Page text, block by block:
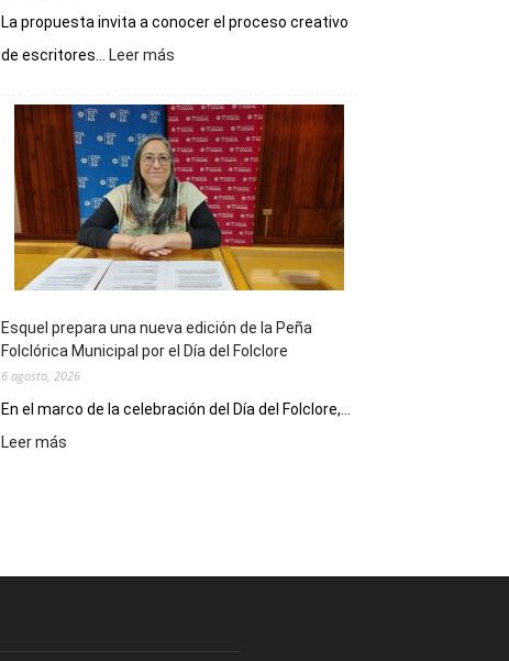
La propuesta invita a conocer el proceso creativo
de escritores...
Leer más
Municipal
celebra
sus
90
años
con
un
Conversatorio
Escritores
Locales
Esquel prepara una nueva edición de la Peña
Folclórica Municipal por el Día del Folclore
6 agosto, 2026
En el marco de la celebración del Día del Folclore,...
Leer más
de